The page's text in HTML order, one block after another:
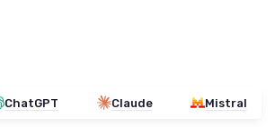
ChatGPT Claude Mistral